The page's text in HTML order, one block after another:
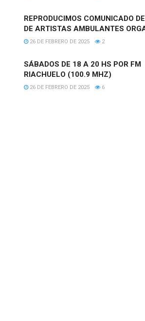
REPRODUCIMOS COMUNICADO
DE ARTISTAS AMBULANTES
26 DE FEBRERO DE 2025 2
SÁBADOS DE 18 A 20 HS POR FM
RIACHUELO (100.9 MHZ)
26 DE FEBRERO DE 2025 6